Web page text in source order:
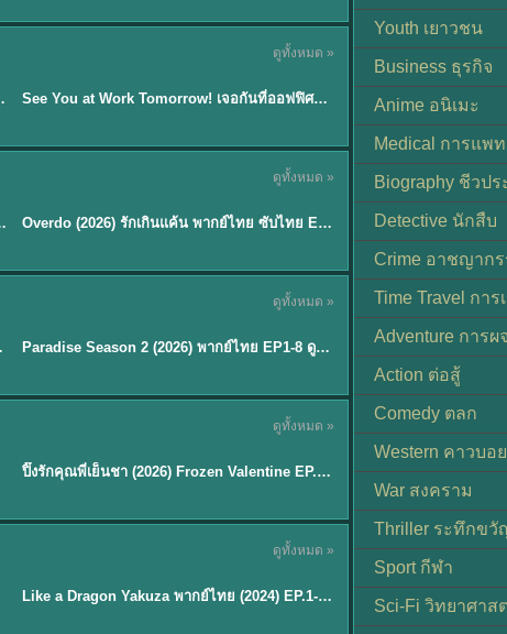
ดูทั้งหมด »
ย EP.1-16 (จบ) ★9 EP.8See You at Work Tomorrow! เจอกันที่ออฟฟิศพรุ่งนี้นะ พากย์ไทย
ดูทั้งหมด »
ากย์ไทย EP.1-29 Overdo (2026) รักเกินแค้น พากย์ไทย ซับไทย EP1-33 (จบ)
ดูทั้งหมด »
ด Netflix EP.8Paradise Season 2 (2026) พากย์ไทย EP1-8 ดูซีรี่ย์ฝรั่ง HD ครบทุกตอน
ดูทั้งหมด »
★8 ปิ๊งรักคุณพี่เย็นชา (2026) Frozen Valentine EP.1-10 (จบ)
ดูทั้งหมด »
★7 EP.6Like a Dragon Yakuza พากย์ไทย (2024) EP.1-6 (จบ)
Youth เยาวชน
Business ธุรกิจ
Anime อนิเมะ
Medical การแพ
Biography ชีวปร
Detective นักสืบ
Crime อาชญาก
Time Travel กา
Adventure การ
Action ต่อสู้
Comedy ตลก
Western คาวบอ
War สงคราม
Thriller ระทึกขวั
Sport กีฬา
Sci-Fi วิทยาศาส